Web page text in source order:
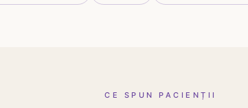
CE SPUN PACIENȚII